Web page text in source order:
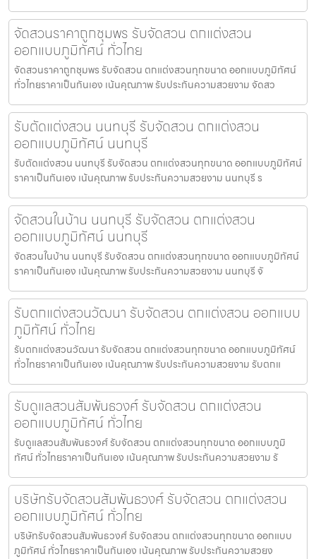
จัดสวนราคาถูกชุมพร รับจัดสวน ตกแต่งสวน
ออกแบบภูมิทัศน์ ทั่วไทย
จัดสวนราคาถูกชุมพร รับจัดสวน ตกแต่งสวนทุกขนาด ออกแบบภูมิทัศน์
ทั่วไทยราคาเป็นกันเอง เน้นคุณภาพ รับประกันความสวยงาม จัดสว
รับตัดแต่งสวน นนทบุรี รับจัดสวน ตกแต่งสวน
ออกแบบภูมิทัศน์ นนทบุรี
รับตัดแต่งสวน นนทบุรี รับจัดสวน ตกแต่งสวนทุกขนาด ออกแบบภูมิทัศน์
ราคาเป็นกันเอง เน้นคุณภาพ รับประกันความสวยงาม นนทบุรี ร
จัดสวนในบ้าน นนทบุรี รับจัดสวน ตกแต่งสวน
ออกแบบภูมิทัศน์ นนทบุรี
จัดสวนในบ้าน นนทบุรี รับจัดสวน ตกแต่งสวนทุกขนาด ออกแบบภูมิทัศน์
ราคาเป็นกันเอง เน้นคุณภาพ รับประกันความสวยงาม นนทบุรี จั
รับตกแต่งสวนวัฒนา รับจัดสวน ตกแต่งสวน ออกแบบ
ภูมิทัศน์ ทั่วไทย
รับตกแต่งสวนวัฒนา รับจัดสวน ตกแต่งสวนทุกขนาด ออกแบบภูมิทัศน์
ทั่วไทยราคาเป็นกันเอง เน้นคุณภาพ รับประกันความสวยงาม รับตกแ
รับดูแลสวนสัมพันธวงศ์ รับจัดสวน ตกแต่งสวน
ออกแบบภูมิทัศน์ ทั่วไทย
รับดูแลสวนสัมพันธวงศ์ รับจัดสวน ตกแต่งสวนทุกขนาด ออกแบบภูมิ
ทัศน์ ทั่วไทยราคาเป็นกันเอง เน้นคุณภาพ รับประกันความสวยงาม รั
บริษัทรับจัดสวนสัมพันธวงศ์ รับจัดสวน ตกแต่งสวน
ออกแบบภูมิทัศน์ ทั่วไทย
บริษัทรับจัดสวนสัมพันธวงศ์ รับจัดสวน ตกแต่งสวนทุกขนาด ออกแบบ
ภูมิทัศน์ ทั่วไทยราคาเป็นกันเอง เน้นคุณภาพ รับประกันความสวยง